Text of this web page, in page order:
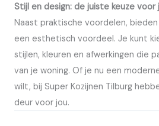
Stijl en design: de juiste keuze voor
Naast praktische voordelen,
een esthetisch voordeel. Je kunt
stijlen, kleuren en afwerkingen die
van je woning. Of je nu een
wilt, bij Super Kozijnen Tilburg
deur voor jou.